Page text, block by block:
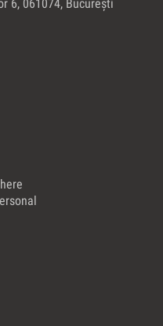
6, 061074, Bucureşti